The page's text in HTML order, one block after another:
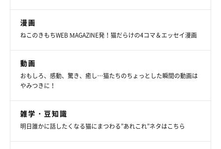
漫画
ねこのきもちWEB MAGAZINE発！猫だらけの4コマ＆エッセイ漫画
動画
おもしろ、感動、驚き、癒し…猫たちのちょっとした瞬間の動画は
やみつきに！
雑学・豆知識
明日誰かに話したくなる猫にまつわる”あれこれ”ネタはこちら